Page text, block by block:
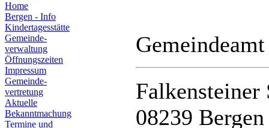
Home
Bergen - Info
Kindertagesstätte
Gemeinde-
verwaltung
Öffnungszeiten
Impressum
Gemeinde-
vertretung
Aktuelle
Bekanntmachung
Termine und
Falkensteiner
08239 Bergen